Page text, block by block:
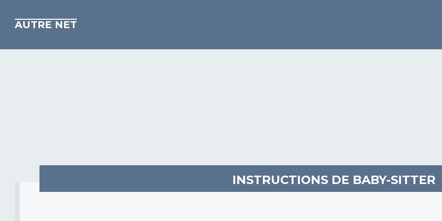
AUTRE NET
COMMENT CHOISIR UN BABY
INSTRUCTIONS DE BABY-SITTER